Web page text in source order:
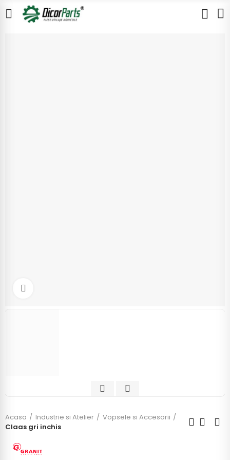
Acasa Industrie si Atelier
Vopsele si Accesorii
Claas gri inchis